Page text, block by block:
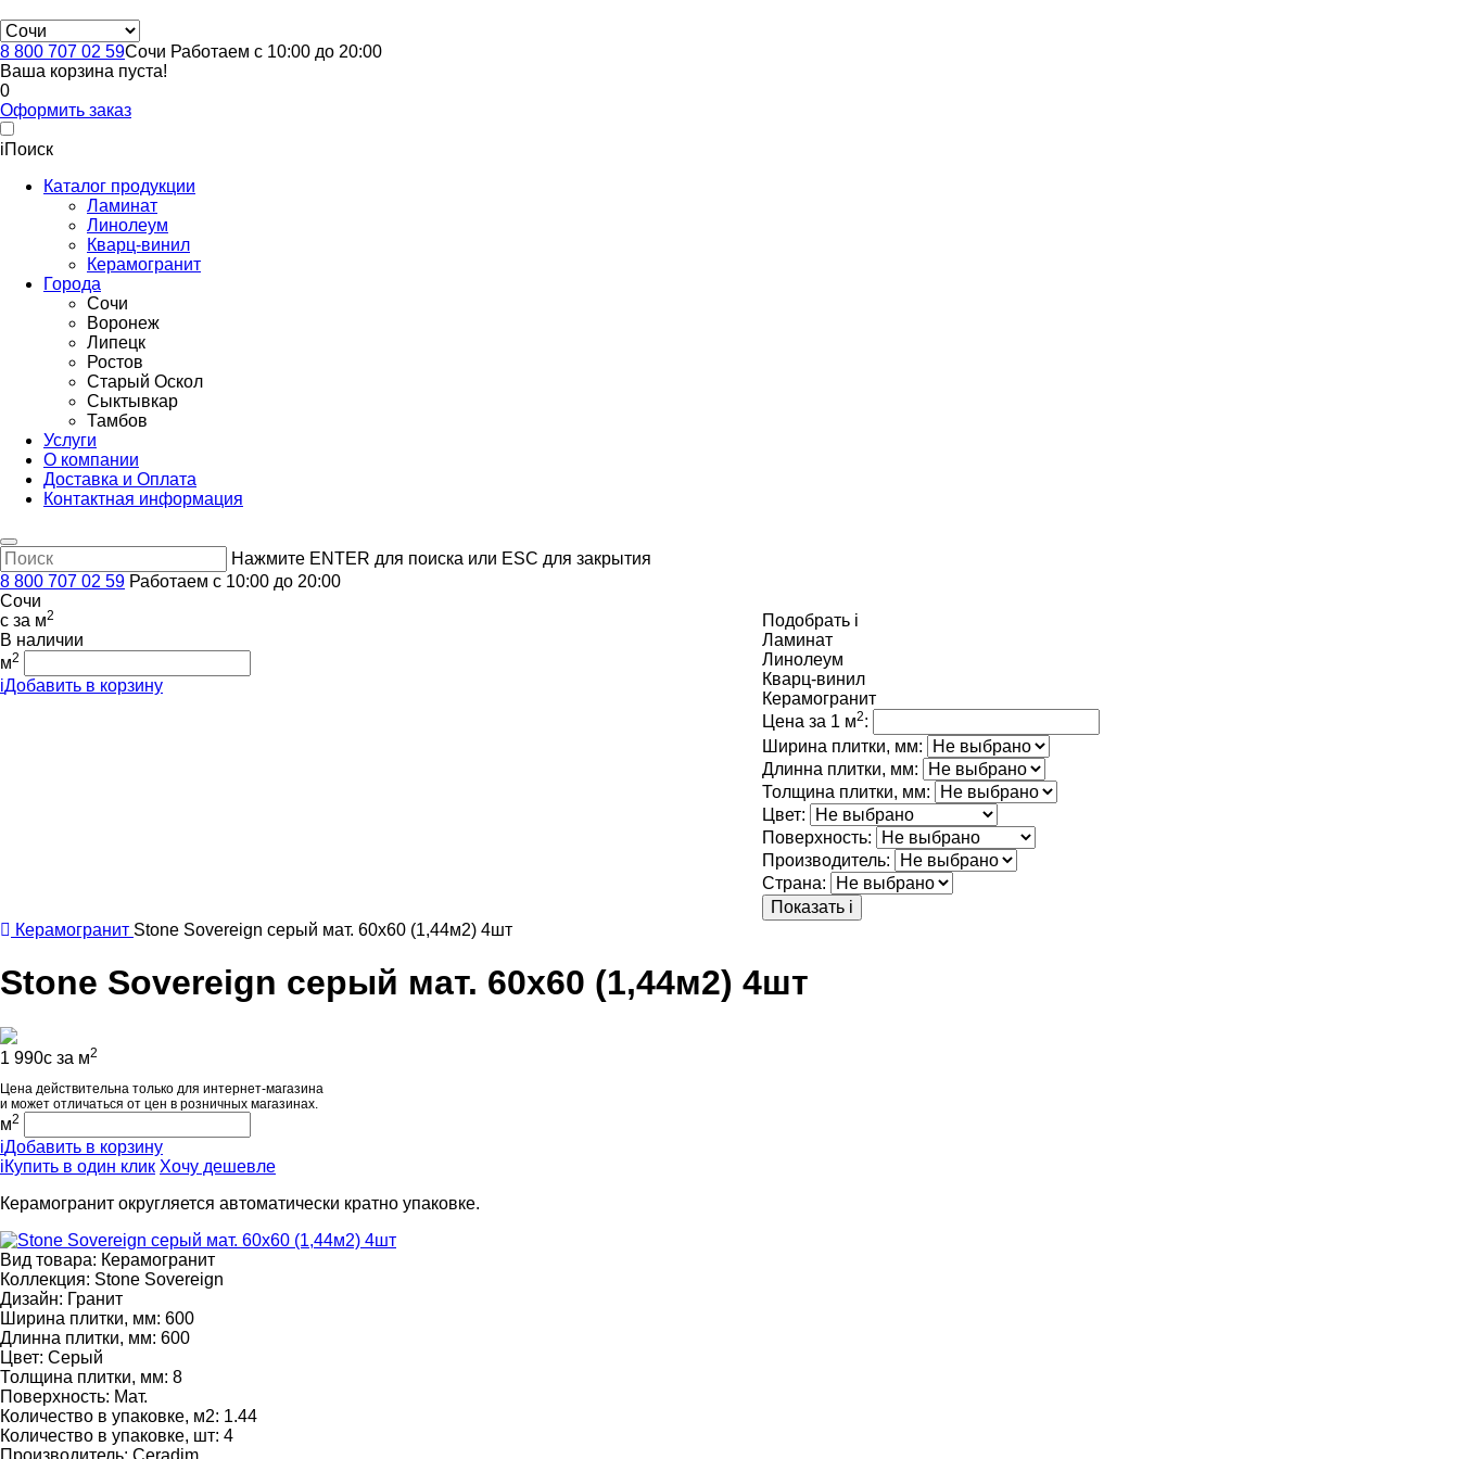
8 800 707 02 59Сочи Работаем с 10:00 до 20:00
Ваша корзина пуста!
0
Оформить заказ
iПоиск
Каталог продукции
Ламинат
Линолеум
Кварц-винил
Керамогранит
Города
Сочи
Воронеж
Липецк
Ростов
Старый Оскол
Сыктывкар
Тамбов
Услуги
О компании
Доставка и Оплата
Контактная информация
Нажмите ENTER для поиска или ESC для закрытия
8 800 707 02 59 Работаем с 10:00 до 20:00
Сочи
c за м2
В наличии
м2
iДобавить в корзину
Подобрать i
Ламинат
Линолеум
Кварц-винил
Керамогранит
Цена за 1 м2:
Ширина плитки, мм:
Длинна плитки, мм:
Толщина плитки, мм:
Цвет:
Поверхность:
Производитель:
Страна:
Показать i
Керамогранит Stone Sovereign серый мат. 60x60 (1,44м2) 4шт
Stone Sovereign серый мат. 60x60 (1,44м2) 4шт
1 990c за м2
Цена действительна только для интернет-магазина
и может отличаться от цен в розничных магазинах.
м2
iДобавить в корзину
iКупить в один клик Хочу дешевле
Керамогранит округляется автоматически кратно упаковке.
Вид товара: Керамогранит
Коллекция: Stone Sovereign
Дизайн: Гранит
Ширина плитки, мм: 600
Длинна плитки, мм: 600
Цвет: Серый
Толщина плитки, мм: 8
Поверхность: Мат.
Количество в упаковке, м2: 1.44
Количество в упаковке, шт: 4
Производитель: Ceradim